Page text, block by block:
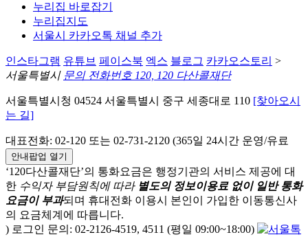
누리집 바로잡기
누리집지도
서울시 카카오톡 채널 추가
인스타그램 유튜브 페이스북 엑스 블로그 카카오스토리 >
서울특별시 문의 전화번호 120, 120 다산콜재단
서울특별시청 04524 서울특별시 중구 세종대로 110 [찾아오시
는 길]
대표전화: 02-120 또는 02-731-2120 (365일 24시간 운영/유료
안내팝업 열기
‘120다산콜재단’의 통화요금은 행정기관의 서비스 제공에 대
한 수익자 부담원칙에 따라 별도의 정보이용료 없이 일반 통화
요금이 부과되며 휴대전화 이용시 본인이 가입한 이동통신사
의 요금체계에 따릅니다.
) 로그인 문의: 02-2126-4519, 4511 (평일 09:00~18:00)